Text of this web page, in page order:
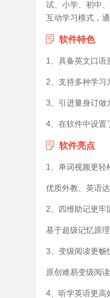
试、小学、初中
互动学习模式，
软件特色
1、具备英文口语
2、支持多种学习
3、引进量身订做
4、在软件中设置
软件亮点
1、单词视频更轻
优质外教、英语
2、四维助记更牢
基于超级记忆原
3、变级阅读更畅
原创难易变级阅
4、听学英语更高